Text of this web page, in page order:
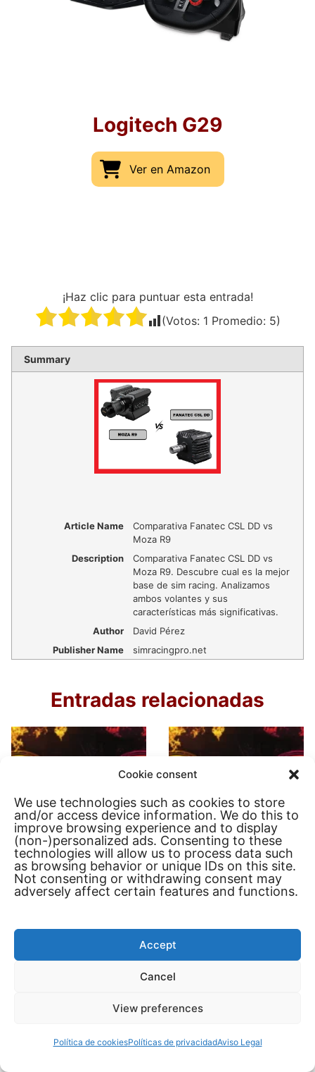
Cookie consent
We use technologies such as cookies to store
and/or access device information. We do this to
improve browsing experience and to display
(non-)personalized ads. Consenting to these
technologies will allow us to process data such
as browsing behavior or unique IDs on this site.
Not consenting or withdrawing consent may
adversely affect certain features and functions.
Accept
Cancel
View preferences
Política de cookiesPolíticas de privacidadAviso Legal
Logitech G29
Ver en Amazon
¡Haz clic para puntuar esta entrada!
(Votos: 1 Promedio: 5)
Summary
Article Name
Comparativa Fanatec CSL DD vs
Moza R9
Description
Comparativa Fanatec CSL DD vs
Moza R9. Descubre cual es la mejor
base de sim racing. Analizamos
ambos volantes y sus
características más significativas.
Author
David Pérez
Publisher Name
simracingpro.net
Entradas relacionadas
Logitech G RS50 vs
Logitech G923
Logitech RS50 vs
Moza R5